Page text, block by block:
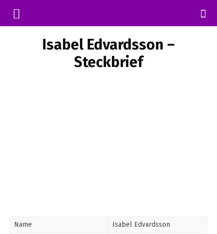
Isabel Edvardsson –
Steckbrief
Name Isabel Edvardsson